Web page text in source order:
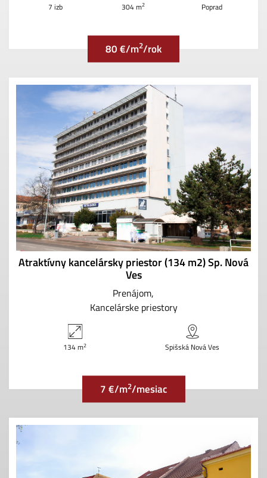
7 izb 304 m2 Poprad
80 €/m2/rok
Atraktívny kancelársky priestor (134 m2) Sp. Nová
Ves
Prenájom
Kancelárske priestory
134 m2 Spišská Nová Ves
7 €/m2/mesiac